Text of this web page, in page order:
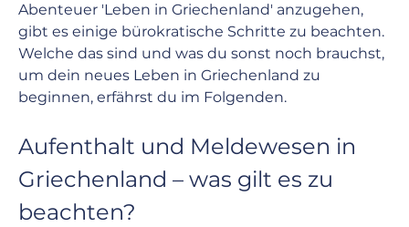
Abenteuer 'Leben in Griechenland' anzugehen,
gibt es einige bürokratische Schritte zu beachten.
Welche das sind und was du sonst noch brauchst,
um dein neues Leben in Griechenland zu
beginnen, erfährst du im Folgenden.
Aufenthalt und Meldewesen in
Griechenland – was gilt es zu
beachten?